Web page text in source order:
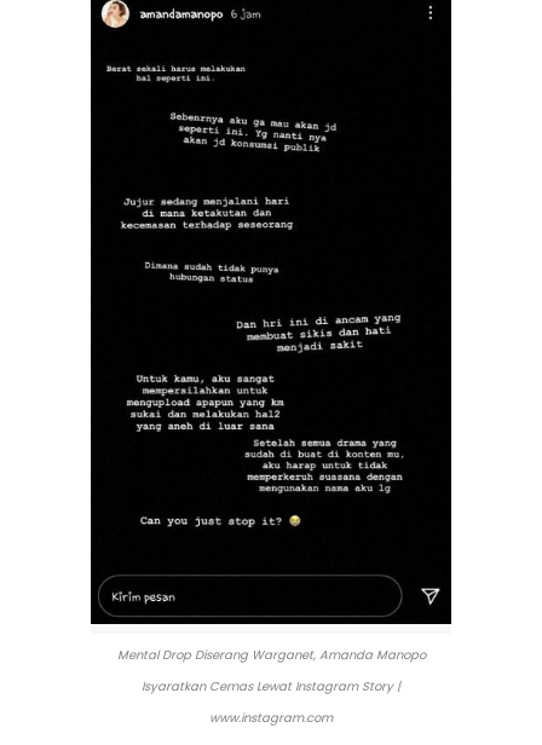
Mental Drop Diserang Warganet, Amanda Manopo
Isyaratkan Cemas Lewat Instagram Story |
www.instagram.com